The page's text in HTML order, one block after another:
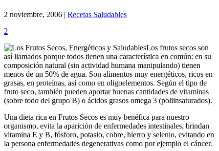
2 noviembre, 2006 | Recetas Saludables
2
Los frutos secos son
así llamados porque todos tienen una característica en común: en su
composición natural (sin actividad humana manipulando) tienen
menos de un 50% de agua. Son alimentos muy energéticos, ricos en
grasas, en proteínas, así como en oligoelementos. Según el tipo de
fruto seco, también pueden aportar buenas cantidades de vitaminas
(sobre todo del grupo B) o ácidos grasos omega 3 (poliinsaturados).
Una dieta rica en Frutos Secos es muy benéfica para nuestro
organismo, evita la aparición de enfermedades intestinales, brindan
vitamina E y B, fósforo, potasio, cobre, hierro y selenio, evitando en
la persona enfermedades degenerativas como por ejemplo el cáncer.